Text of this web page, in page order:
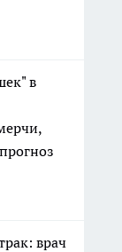
в
врач